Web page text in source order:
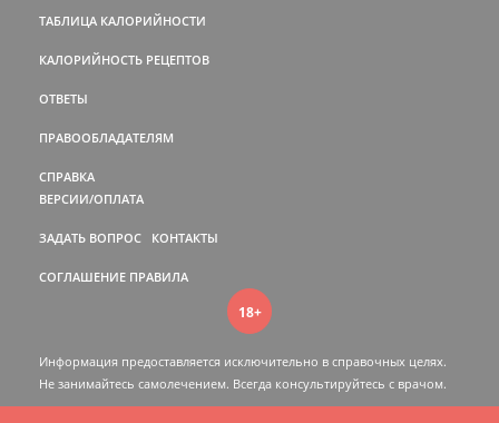
ТАБЛИЦА КАЛОРИЙНОСТИ
КАЛОРИЙНОСТЬ РЕЦЕПТОВ
ОТВЕТЫ
ПРАВООБЛАДАТЕЛЯМ
СПРАВКА
ВЕРСИИ/ОПЛАТА
ЗАДАТЬ ВОПРОС КОНТАКТЫ
СОГЛАШЕНИЕ ПРАВИЛА
18+
Информация предоставляется исключительно в справочных целях.
Не занимайтесь самолечением. Всегда консультируйтесь c врачом.